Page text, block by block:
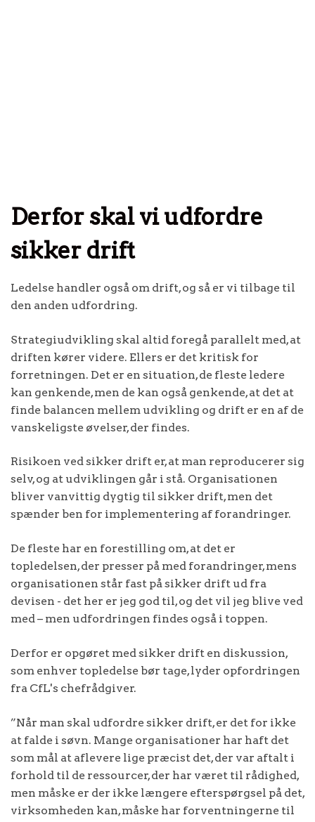
Derfor skal vi udfordre
sikker drift
Ledelse handler også om drift, og så er vi tilbage til
den anden udfordring.
Strategiudvikling skal altid foregå parallelt med, at
driften kører videre. Ellers er det kritisk for
forretningen. Det er en situation, de fleste ledere
kan genkende, men de kan også genkende, at det at
finde balancen mellem udvikling og drift er en af de
vanskeligste øvelser, der findes.
Risikoen ved sikker drift er, at man reproducerer sig
selv, og at udviklingen går i stå. Organisationen
bliver vanvittig dygtig til sikker drift, men det
spænder ben for implementering af forandringer.
De fleste har en forestilling om, at det er
topledelsen, der presser på med forandringer, mens
organisationen står fast på sikker drift ud fra
devisen - det her er jeg god til, og det vil jeg blive ved
med – men udfordringen findes også i toppen.
Derfor er opgøret med sikker drift en diskussion,
som enhver topledelse bør tage, lyder opfordringen
fra CfL's chefrådgiver.
”Når man skal udfordre sikker drift, er det for ikke
at falde i søvn. Mange organisationer har haft det
som mål at aflevere lige præcist det, der var aftalt i
forhold til de ressourcer, der har været til rådighed,
men måske er der ikke længere efterspørgsel på det,
virksomheden kan, måske har forventningerne til